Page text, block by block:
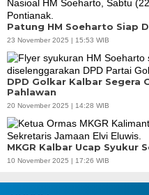
Patung HM Soeharto Siap
23 November 2025 | 15:53 WIB
DPD Golkar Kalbar Segera
Pahlawan
20 November 2025 | 14:28 WIB
MKGR Kalbar Ucap Syukur
10 November 2025 | 17:26 WIB